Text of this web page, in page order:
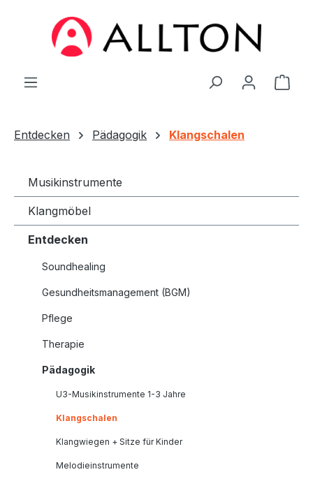
Zum Hauptinhalt springen
Entdecken Pädagogik Klangschalen
Musikinstrumente
Klangmöbel
Entdecken
Soundhealing
Gesundheitsmanagement (BGM)
Pflege
Therapie
Pädagogik
U3-Musikinstrumente 1-3 Jahre
Klangschalen
Klangwiegen + Sitze für Kinder
Melodieinstrumente